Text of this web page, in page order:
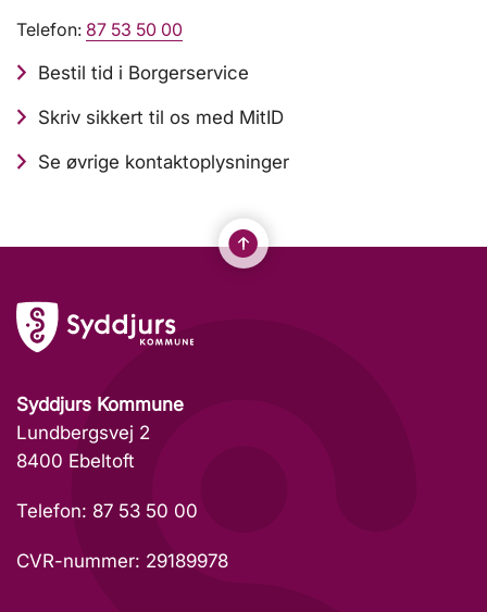
Telefon: 87 53 50 00
Bestil tid i Borgerservice
Skriv sikkert til os med MitID
Se øvrige kontaktoplysninger
Syddjurs Kommune
Lundbergsvej 2
8400 Ebeltoft
Telefon: 87 53 50 00
CVR-nummer: 29189978